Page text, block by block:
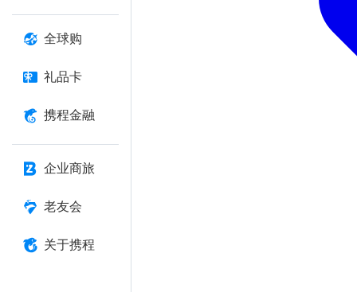
全球购
礼品卡
携程金融
企业商旅
老友会
关于携程